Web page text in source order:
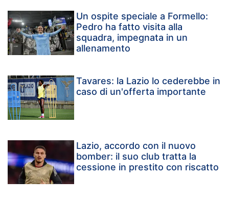
Un ospite speciale a Formello:
Pedro ha fatto visita alla
squadra, impegnata in un
allenamento
Tavares: la Lazio lo cederebbe in
caso di un'offerta importante
Lazio, accordo con il nuovo
bomber: il suo club tratta la
cessione in prestito con riscatto